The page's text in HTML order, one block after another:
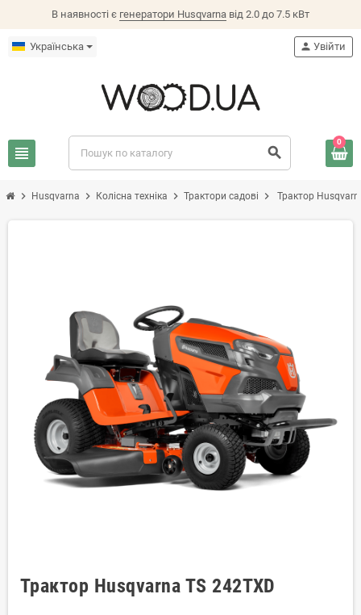
В наявності є генератори Husqvarna від 2.0 до 7.5 кВт
Українська
view_headline search
person Увійти
0
chevron_right Husqvarna chevron_right Колісна техніка chevron_right Трактори садові chevron_right Трактор
Трактор Husqvarna TS 242TXD